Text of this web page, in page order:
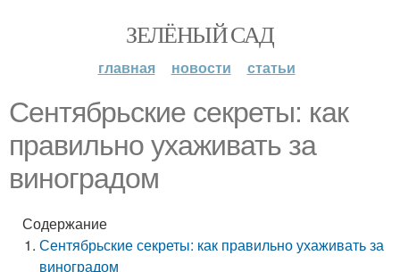
ЗЕЛЁНЫЙ САД
главная новости статьи
Сентябрьские секреты: как
правильно ухаживать за
виноградом
Содержание
Сентябрьские секреты: как правильно ухаживать за
виноградом